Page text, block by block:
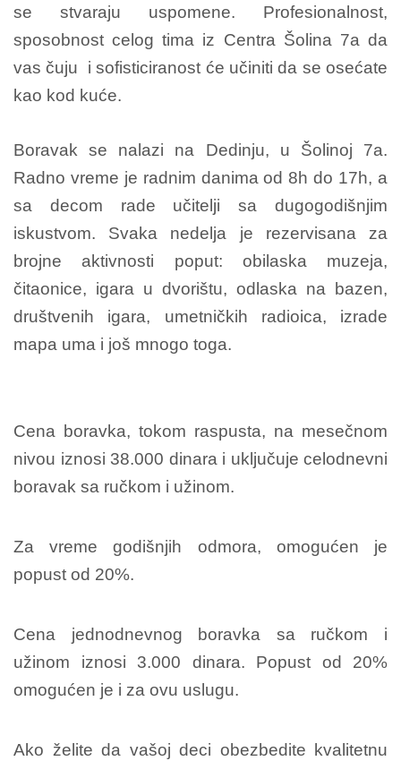
se stvaraju uspomene. Profesionalnost,
sposobnost celog tima iz Centra Šolina 7a da
vas čuju i sofisticiranost će učiniti da se osećate
kao kod kuće.
Boravak se nalazi na Dedinju, u Šolinoj 7a.
Radno vreme je radnim danima od 8h do 17h, a
sa decom rade učitelji sa dugogodišnjim
iskustvom. Svaka nedelja je rezervisana za
brojne aktivnosti poput: obilaska muzeja,
čitaonice, igara u dvorištu, odlaska na bazen,
društvenih igara, umetničkih radioica, izrade
mapa uma i još mnogo toga.
Cena boravka, tokom raspusta, na mesečnom
nivou iznosi 38.000 dinara i uključuje celodnevni
boravak sa ručkom i užinom.
Za vreme godišnjih odmora, omogućen je
popust od 20%.
Cena jednodnevnog boravka sa ručkom i
užinom iznosi 3.000 dinara. Popust od 20%
omogućen je i za ovu uslugu.
Ako želite da vašoj deci obezbedite kvalitetnu